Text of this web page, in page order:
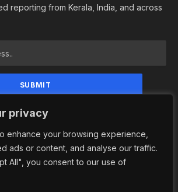
privacy
enhance your browsing experience,
ads or content, and analyse our traffic.
All", you consent to our use of
reporting from Kerala, India, and across
you agree to the our terms and our
Designed by